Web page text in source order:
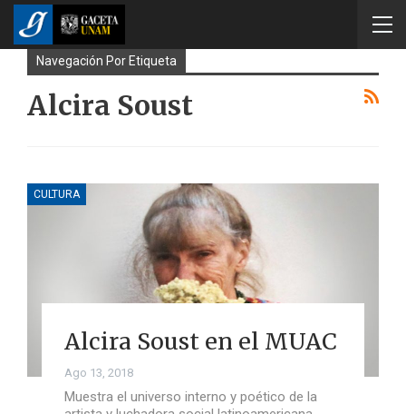
Navegación Por Etiqueta
Alcira Soust
CULTURA
Alcira Soust en el MUAC
Ago 13, 2018
Muestra el universo interno y poético de la